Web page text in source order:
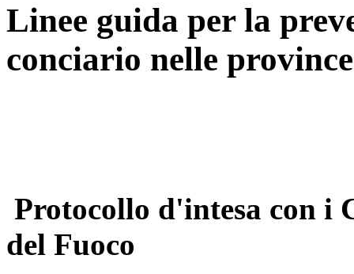
Linee guida per la
conciario nelle
Protocollo d'intesa con i
del Fuoco